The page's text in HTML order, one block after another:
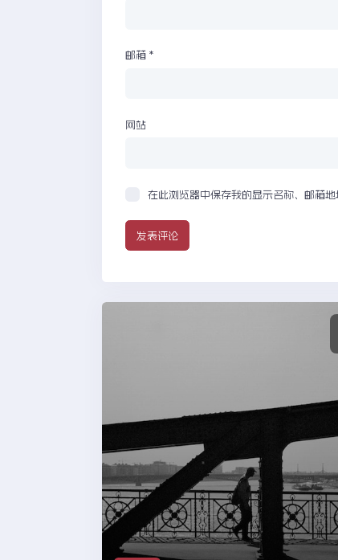
邮箱*
网站
在此浏览器中保存我的显示名称、邮箱